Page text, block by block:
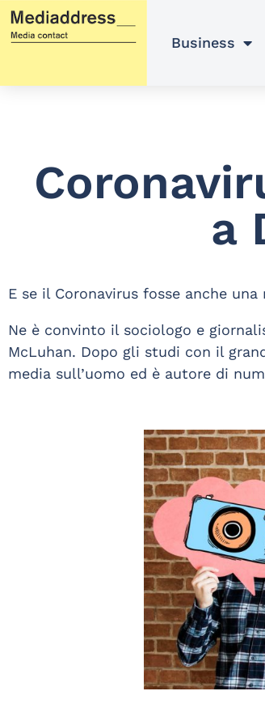
Vai
al
contenuto
Business
a
E se il Coronavirus fosse anche
Ne è convinto il sociologo e
McLuhan. Dopo gli studi con il
media sull’uomo ed è autore di